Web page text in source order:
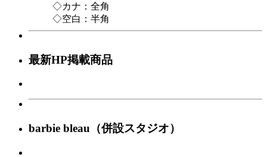
◇カナ：全角
◇空白：半角
最新HP掲載商品
barbie bleau（併設スタジオ）